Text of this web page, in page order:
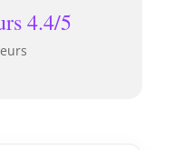
4.4/5